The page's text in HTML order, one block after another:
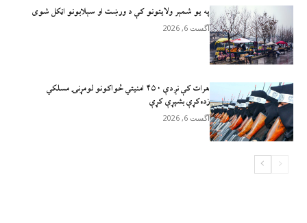
په یو شمېر ولایتونو کې د ورښت او سېلابونو اټکل شوی
آگست 6, 2026
هرات کې نږدې ۴۵۰ امنيتي ځواکونو لومړنۍ مسلکي
زده‌کړې بشپړې کړې
آگست 6, 2026